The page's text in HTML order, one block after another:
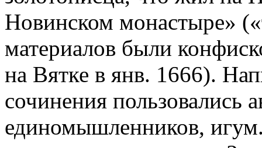
Новинском монастыре»
материалов были
на Вятке в янв. 1666).
сочинения пользовались
единомышленников,